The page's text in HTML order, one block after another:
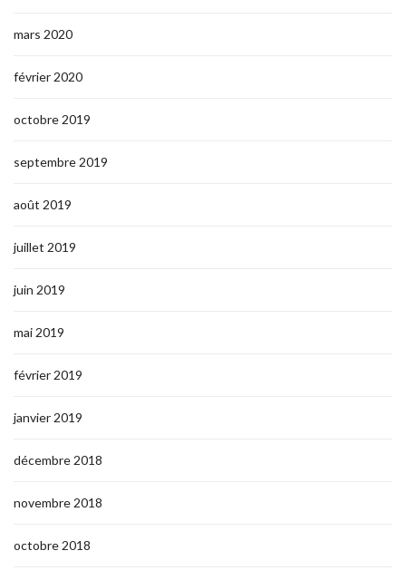
mars 2020
février 2020
octobre 2019
septembre 2019
août 2019
juillet 2019
juin 2019
mai 2019
février 2019
janvier 2019
décembre 2018
novembre 2018
octobre 2018